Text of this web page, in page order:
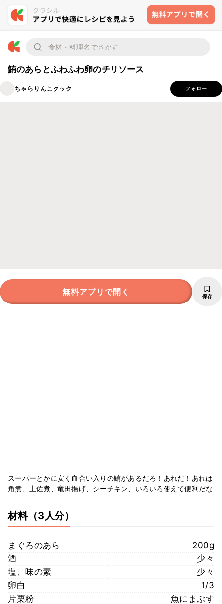
鮪のあらとふわふわ卵のチリソース
ちゃらりんこクック フォロー
無料アプリで開く 保存
スーパーとかに安く血合い入りの鮪があるだろ！あれだ！あれは
角煮、土佐煮、竜田揚げ、シーチキン、いろいろ使えて便利だな
材料（3人分）
まぐろのあら
200g
酒
少々
塩、味の素
少々
卵白
1/3
片栗粉
魚にまぶす